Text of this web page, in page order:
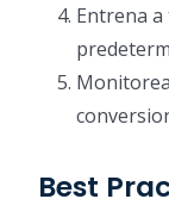
Entrena
Best